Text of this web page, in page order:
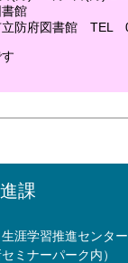
書館
立防府図書館 TEL
課
涯学習推進センター
ミナーパーク内）